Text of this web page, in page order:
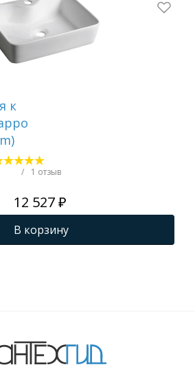
к
/ 1 отзыв
12 527 ₽
В корзину